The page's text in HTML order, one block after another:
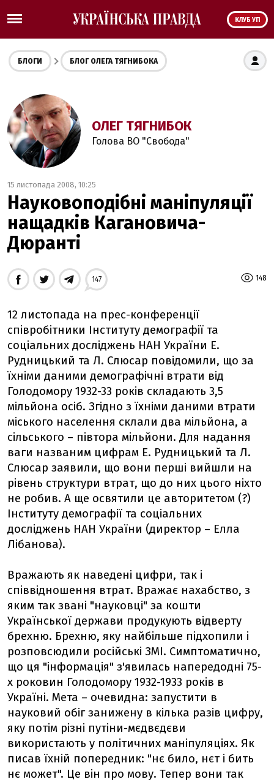
КЛУБ УП
БЛОГИ БЛОГ ОЛЕГА ТЯГНИБОКА
ОЛЕГ ТЯГНИБОК
Голова ВО "Свобода"
15 листопада 2008, 10:25
Науковоподібні маніпуляції
нащадків Кагановича-
Дюранті
148
147
12 листопада на прес-конференції
співробітники Інституту демографії та
соціальних досліджень НАН України Е.
Рудницький та Л. Слюсар повідомили, що за
їхніми даними демографічні втрати від
Голодомору 1932-33 років складають 3,5
мільйона осіб. Згідно з їхніми даними втрати
міського населення склали два мільйона, а
сільського – півтора мільйони. Для надання
ваги названим цифрам Е. Рудницький та Л.
Слюсар заявили, що вони перші вийшли на
рівень структури втрат, що до них цього ніхто
не робив. А ще освятили це авторитетом (?)
Інституту демографії та соціальних
досліджень НАН України (директор – Елла
Лібанова).
Вражають як наведені цифри, так і
співвідношення втрат. Вражає нахабство, з
яким так звані "науковці" за кошти
Української держави продукують відверту
брехню. Брехню, яку найбільше підхопили і
розповсюдили російські ЗМІ. Симптоматично,
що ця "інформація" з'явилась напередодні 75-
х роковин Голодомору 1932-1933 років в
Україні. Мета – очевидна: запустити в
науковий обіг занижену в кілька разів цифру,
яку потім різні путіни-мєдвєдєви
використають у політичних маніпуляціях. Як
писав їхній попередник: "нє било, нєт і бить
нє может". Це він про мову. Тепер вони так